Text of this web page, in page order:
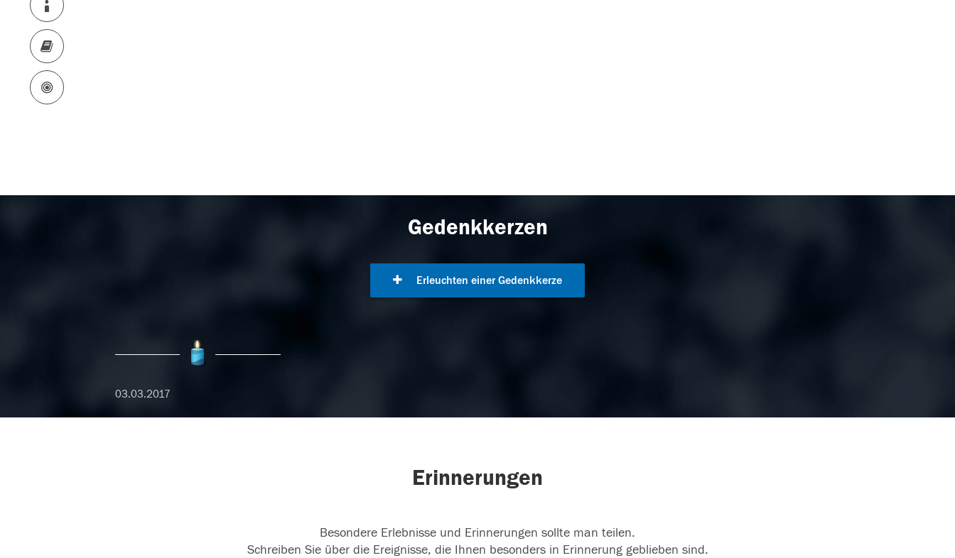
Gedenkkerzen
Erleuchten einer Gedenkkerze
03.03.2017
Erinnerungen
Besondere Erlebnisse und Erinnerungen sollte man teilen.
Schreiben Sie über die Ereignisse, die Ihnen besonders in Erinnerung geblieben sind.